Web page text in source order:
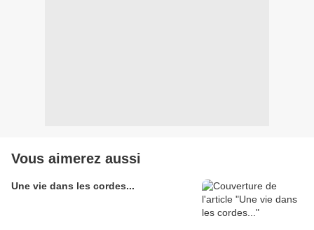
Vous aimerez aussi
Une vie dans les cordes...